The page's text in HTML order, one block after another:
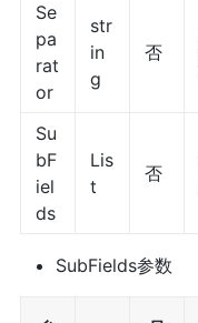
Se
pa
rat
or
str
in
g
否
Su
bF
iel
ds
Lis
t
否
SubFields参数